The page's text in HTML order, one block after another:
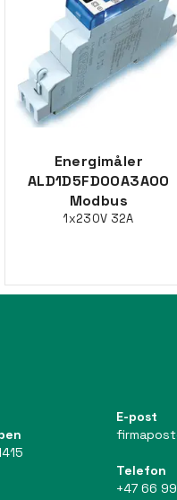
Energimåler
ALD1D5FD00A3A00
Modbus
1x230V 32A
E-post
Telefon
+47 66